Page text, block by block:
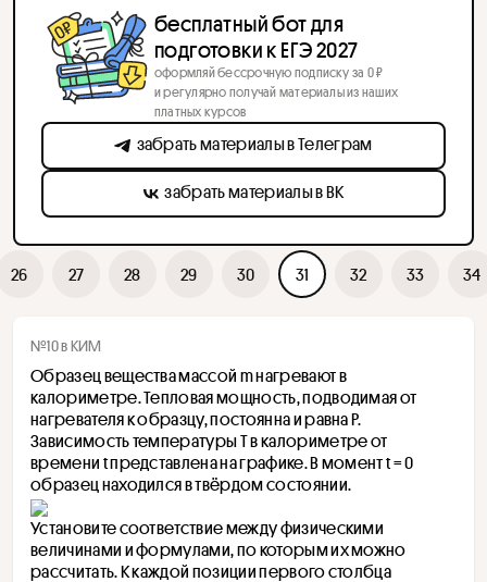
26 27 28 29 30 31 32 33 34
№10 в КИМ
Образец вещества массой m нагревают в
калориметре. Тепловая мощность, подводимая от
нагревателя к образцу, постоянна и равна Р.
Зависимость температуры Т в калориметре от
времени t представлена на графике. В момент t = 0
образец находился в твёрдом состоянии.
Установите соответствие между физическими
величинами и формулами, по которым их можно
рассчитать. К каждой позиции первого столбца
бесплатный бот для
подготовки к ЕГЭ 2027
оформляй бессрочную подписку за 0 ₽
и регулярно получай материалы из наших
платных курсов
забрать материалы в Телеграм
забрать материалы в ВК